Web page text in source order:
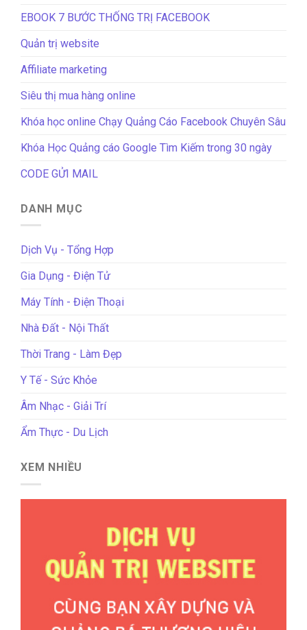
EBOOK 7 BƯỚC THỐNG TRỊ FACEBOOK
Quản trị website
Affiliate marketing
Siêu thị mua hàng online
Khóa học online Chạy Quảng Cáo Facebook Chuyên Sâu
Khóa Học Quảng cáo Google Tìm Kiếm trong 30 ngày
CODE GỬI MAIL
DANH MỤC
Dịch Vụ - Tổng Hợp
Gia Dụng - Điện Tử
Máy Tính - Điện Thoại
Nhà Đất - Nội Thất
Thời Trang - Làm Đẹp
Y Tế - Sức Khỏe
Âm Nhạc - Giải Trí
Ẩm Thực - Du Lịch
XEM NHIỀU